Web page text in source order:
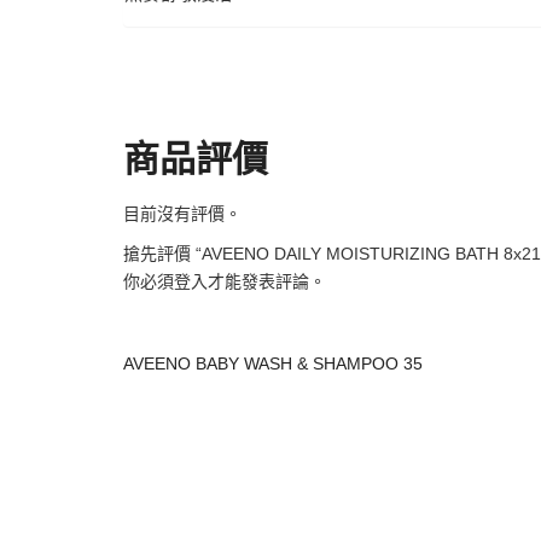
商品評價
目前沒有評價。
搶先評價 “AVEENO DAILY MOISTURIZING BATH
你必須登入才能發表評論。
AVEENO BABY WASH & SHAMPOO 35